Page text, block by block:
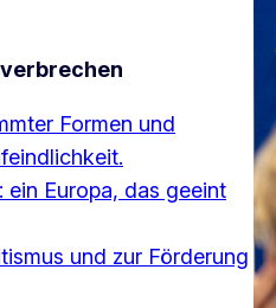
Formen und
ein Europa, das geeint
und zur Förderung